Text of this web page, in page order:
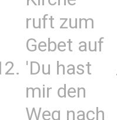
ruft zum
Gebet auf
'Du hast
mir den
Weg nach